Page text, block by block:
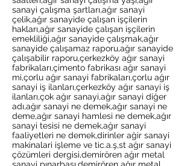
sanayi çalışma şartları,ağır sanayi
çelik,ağır sanayide çalışan işçilerin
hakları,ağır sanayide çalışan işçilerin
emekliliği,ağır sanayide çalışmak,ağır
sanayide çalışamaz raporu,ağır sanayide
çalışabilir raporu,çerkezköy ağır sanayi
fabrikaları,çimento fabrikası ağır sanayi
mi,çorlu ağır sanayi fabrikaları,çorlu ağır
sanayi iş ilanları,çerkezköy ağır sanayi iş
ilanları,çok ağır sanayi,ağır sanayi diğer
adı,ağır sanayi ne demek,ağır sanayi ne
deme,ağır sanayi hamlesi ne demek,ağır
sanayi tesisi ne demek,ağır sanayi
faaliyetleri ne demek,dirinler ağir sanayi
makinalari işleme ve tic.a.ş,st ağır sanayi
çözümleri dergisi,demirören ağır metal